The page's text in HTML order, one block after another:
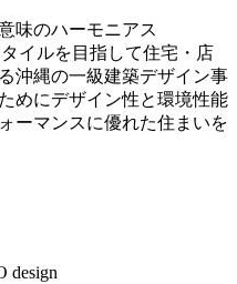
味のハーモニアス
イルを目指して住宅・店
沖縄の一級建築デザイン事
めにデザイン性と環境性能
ーマンスに優れた住まいを
design